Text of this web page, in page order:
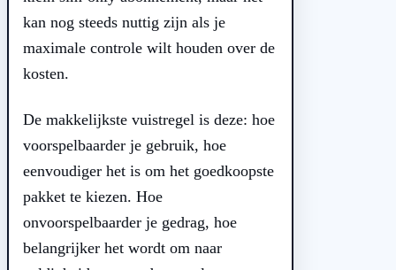
kan nog steeds nuttig zijn als je
maximale controle wilt houden over de
kosten.
De makkelijkste vuistregel is deze: hoe
voorspelbaarder je gebruik, hoe
eenvoudiger het is om het goedkoopste
pakket te kiezen. Hoe
onvoorspelbaarder je gedrag, hoe
belangrijker het wordt om naar